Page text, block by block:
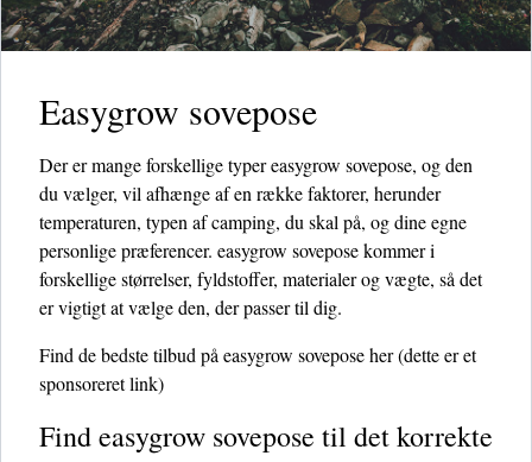
Easygrow sovepose
Der er mange forskellige typer easygrow sovepose, og den
du vælger, vil afhænge af en række faktorer, herunder
temperaturen, typen af ​​camping, du skal på, og dine egne
personlige præferencer. easygrow sovepose kommer i
forskellige størrelser, fyldstoffer, materialer og vægte, så det
er vigtigt at vælge den, der passer til dig.
Find de bedste tilbud på easygrow sovepose her(dette er et
sponsoreret link)
Find easygrow sovepose til det korrekte